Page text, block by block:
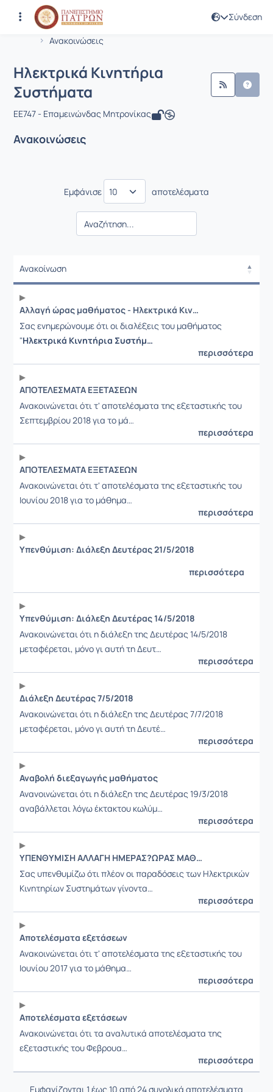
Σύνδεση
Αρχική Σελίδα
Ανακοινώσεις
Μάθημα : Ηλεκτρικά Κινητήρια
Κωδικός : EE747
Ηλεκτρικά Κινητήρια
Συστήματα
EE747 - Επαμεινώνδας Μητρονίκας
Ανακοινώσεις
Εμφάνισε αποτελέσματα
Ανακοίνωση
Αλλαγή ώρας μαθήματος - Ηλεκτρικά Κινητήρια Συστήματα Ι
Σας ενημερώνουμε ότι οι διαλέξεις του μαθήματος
"Ηλεκτρικά Κινητήρια Συστήμ…
περισσότερα
ΑΠΟΤΕΛΕΣΜΑΤΑ ΕΞΕΤΑΣΕΩΝ
Ανακοινώνεται ότι τ' αποτελέσματα της εξεταστικής του
Σεπτεμβρίου 2018 για το μά…
περισσότερα
ΑΠΟΤΕΛΕΣΜΑΤΑ ΕΞΕΤΑΣΕΩΝ
Ανακοινώνεται ότι τ' αποτελέσματα της εξεταστικής του
Ιουνίου 2018 για το μάθημα…
περισσότερα
Υπενθύμιση: Διάλεξη Δευτέρας 21/5/2018
περισσότερα
Υπενθύμιση: Διάλεξη Δευτέρας 14/5/2018
Ανακοινώνεται ότι η διάλεξη της Δευτέρας 14/5/2018
μεταφέρεται, μόνο γι αυτή τη Δευτ…
περισσότερα
Διάλεξη Δευτέρας 7/5/2018
Ανακοινώνεται ότι η διάλεξη της Δευτέρας 7/7/2018
μεταφέρεται, μόνο γι αυτή τη Δευτέ…
περισσότερα
Αναβολή διεξαγωγής μαθήματος
Ανανοινώνεται ότι η διάλεξη της Δευτέρας 19/3/2018
αναβάλλεται λόγω έκτακτου κωλύμ…
περισσότερα
ΥΠΕΝΘΥΜΙΣΗ ΑΛΛΑΓΗ ΗΜΕΡΑΣ?ΩΡΑΣ ΜΑΘΗΜΑΤΟΣ
Σας υπενθυμίζω ότι πλέον οι παραδόσεις των Ηλεκτρικών
Κινητηρίων Συστημάτων γίνοντα…
περισσότερα
Αποτελέσματα εξετάσεων
Ανακοινώνεται ότι τ' αποτελέσματα της εξεταστικής του
Ιουνίου 2017 για το μάθημα…
περισσότερα
Αποτελέσματα εξετάσεων
Ανακοινώνεται ότι τα αναλυτικά αποτελέσματα της
εξεταστικής του Φεβρουα…
περισσότερα
Εμφανίζονται 1 έως 10 από 24 συνολικά αποτελέσματα